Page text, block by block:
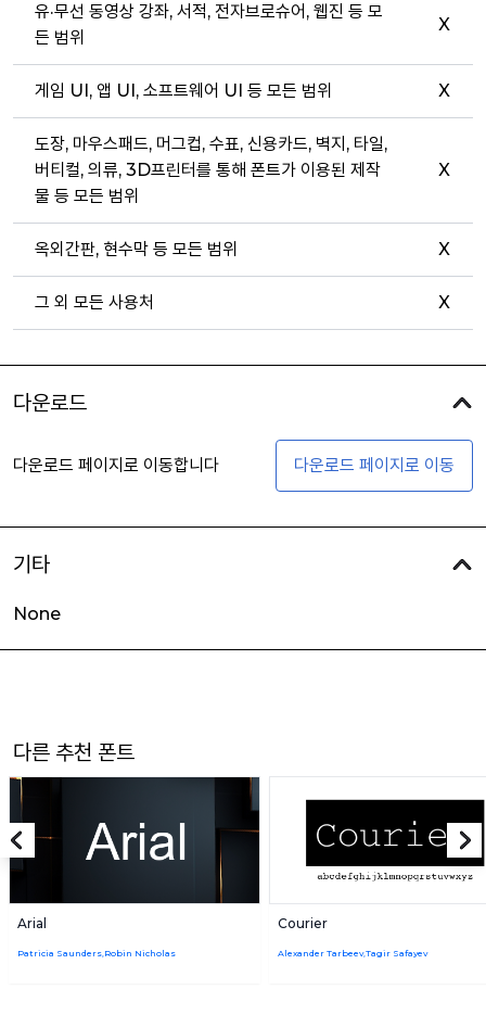
유·무선 동영상 강좌, 서적, 전자브로슈어, 웹진 등 모
든 범위
X
게임 UI, 앱 UI, 소프트웨어 UI 등 모든 범위 X
도장, 마우스패드, 머그컵, 수표, 신용카드, 벽지, 타일,
버티컬, 의류, 3D프린터를 통해 폰트가 이용된 제작
물 등 모든 범위
X
옥외간판, 현수막 등 모든 범위 X
그 외 모든 사용처 X
다운로드
다운로드 페이지로 이동합니다 다운로드 페이지로 이동
기타
None
다른 추천 폰트
Arial
Patricia Saunders,Robin Nicholas
Courier
Alexander Tarbeev,Tagir Safayev